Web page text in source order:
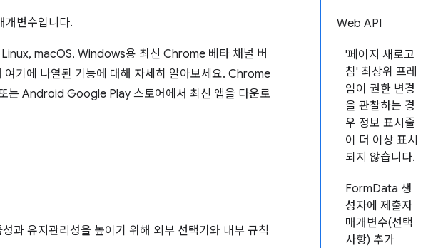
Web API
'페이지 새로고
침' 최상위 프레
임이 권한 변경
을 관찰하는 경
우 정보 표시줄
이 더 이상 표시
되지 않습니다.
FormData 생
성자에 제출자
매개변수(선택
사항) 추가
변수입니다.
macOS, Windows용 최신 Chrome 베타 채널 버
기에 나열된 기능에 대해 자세히 알아보세요. Chrome
는 Android Google Play 스토어에서 최신 앱을 다운로
과 유지관리성을 높이기 위해 외부 선택기와 내부 규칙